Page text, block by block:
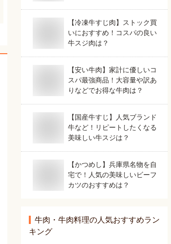
【冷凍牛すじ肉】ストック買
いにおすすめ！コスパの良い
牛スジ肉は？
【安い牛肉】家計に優しいコ
スパ最強商品！大容量や訳あ
りなどでお得な牛肉は？
【国産牛すじ】人気ブランド
牛など！リピートしたくなる
美味しい牛スジは？
【かつめし】兵庫県名物を自
宅で！人気の美味しいビーフ
カツのおすすめは？
牛肉・牛肉料理の人気おすすめラン
キング